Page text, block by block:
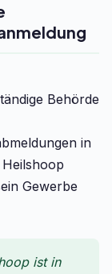
Behörde
in
Gewerbe
ist in